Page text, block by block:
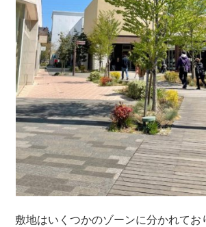
敷地はいくつかのゾーンに分かれてお